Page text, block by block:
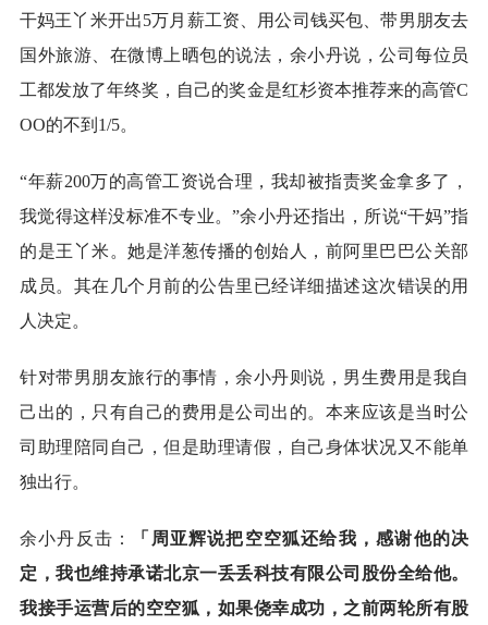
干妈王丫米开出5万月薪工资、用公司钱买包、带男朋友去
国外旅游、在微博上晒包的说法，余小丹说，公司每位员
工都发放了年终奖，自己的奖金是红杉资本推荐来的高管C
OO的不到1/5。
“年薪200万的高管工资说合理，我却被指责奖金拿多了，
我觉得这样没标准不专业。”余小丹还指出，所说“干妈”指
的是王丫米。她是洋葱传播的创始人，前阿里巴巴公关部
成员。其在几个月前的公告里已经详细描述这次错误的用
人决定。
针对带男朋友旅行的事情，余小丹则说，男生费用是我自
己出的，只有自己的费用是公司出的。本来应该是当时公
司助理陪同自己，但是助理请假，自己身体状况又不能单
独出行。
余小丹反击：
「周亚辉说把空空狐还给我，感谢他的决
定，我也维持承诺北京一丢丢科技有限公司股份全给他。
我接手运营后的空空狐，如果侥幸成功，之前两轮所有股